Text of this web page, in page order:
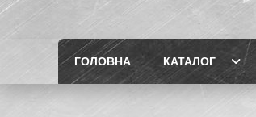
ГОЛОВНА КАТАЛОГ